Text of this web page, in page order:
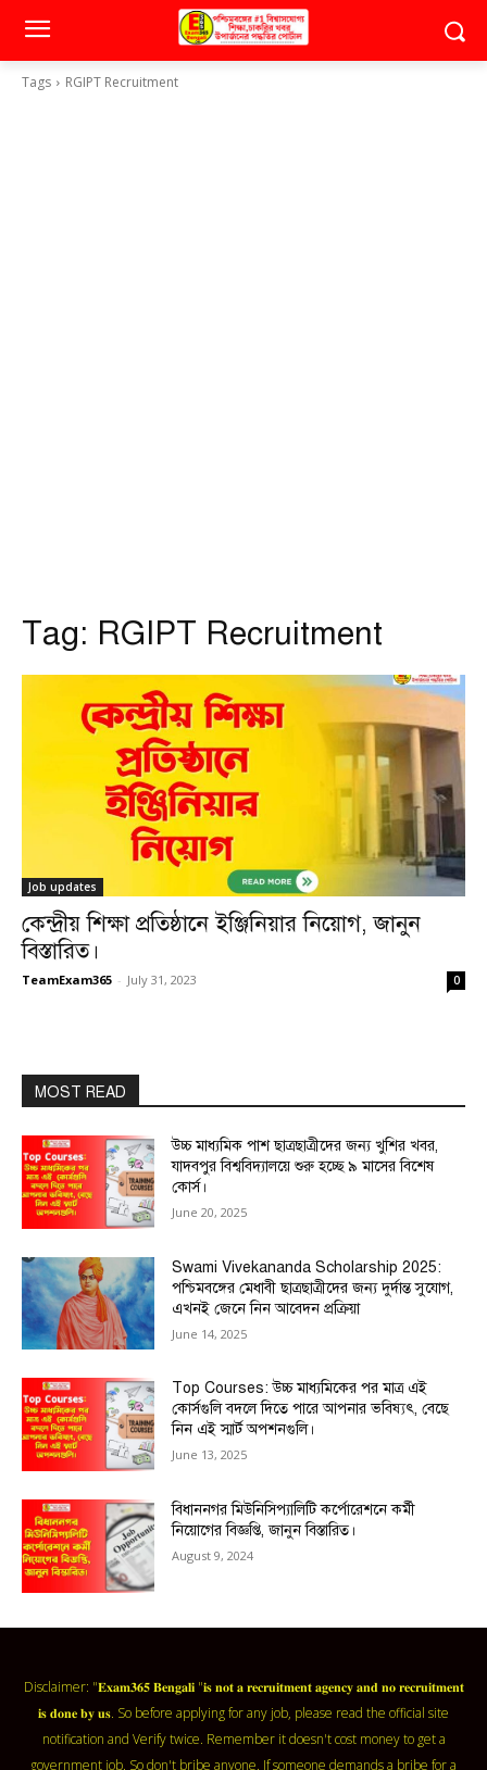
Tags RGIPT Recruitment
Tag: RGIPT Recruitment
Job updates
কেন্দ্রীয় শিক্ষা প্রতিষ্ঠানে ইঞ্জিনিয়ার নিয়োগ, জানুন
বিস্তারিত।
TeamExam365 - July 31, 2023 0
MOST READ
উচ্চ মাধ্যমিক পাশ ছাত্রছাত্রীদের জন্য খুশির খবর,
যাদবপুর বিশ্ববিদ্যালয়ে শুরু হচ্ছে ৯ মাসের বিশেষ
কোর্স।
June 20, 2025
Swami Vivekananda Scholarship 2025:
পশ্চিমবঙ্গের মেধাবী ছাত্রছাত্রীদের জন্য দুর্দান্ত সুযোগ,
এখনই জেনে নিন আবেদন প্রক্রিয়া
June 14, 2025
Top Courses: উচ্চ মাধ্যমিকের পর মাত্র এই
কোর্সগুলি বদলে দিতে পারে আপনার ভবিষ্যৎ, বেছে
নিন এই স্মার্ট অপশনগুলি।
June 13, 2025
বিধাননগর মিউনিসিপ্যালিটি কর্পোরেশনে কর্মী
নিয়োগের বিজ্ঞপ্তি, জানুন বিস্তারিত।
August 9, 2024
Disclaimer: "𝐄𝐱𝐚𝐦𝟑𝟔𝟓 𝐁𝐞𝐧𝐠𝐚𝐥𝐢 "𝐢𝐬 𝐧𝐨𝐭 𝐚 𝐫𝐞𝐜𝐫𝐮𝐢𝐭𝐦𝐞𝐧𝐭 𝐚𝐠𝐞𝐧𝐜𝐲 𝐚𝐧𝐝 𝐧𝐨 𝐫𝐞𝐜𝐫𝐮𝐢𝐭𝐦𝐞𝐧𝐭
𝐢𝐬 𝐝𝐨𝐧𝐞 𝐛𝐲 𝐮𝐬. So before applying for any job, please read the official site
notification and Verify twice. Remember it doesn't cost money to get a
government job. So don't bribe anyone. If someone demands a bribe for a